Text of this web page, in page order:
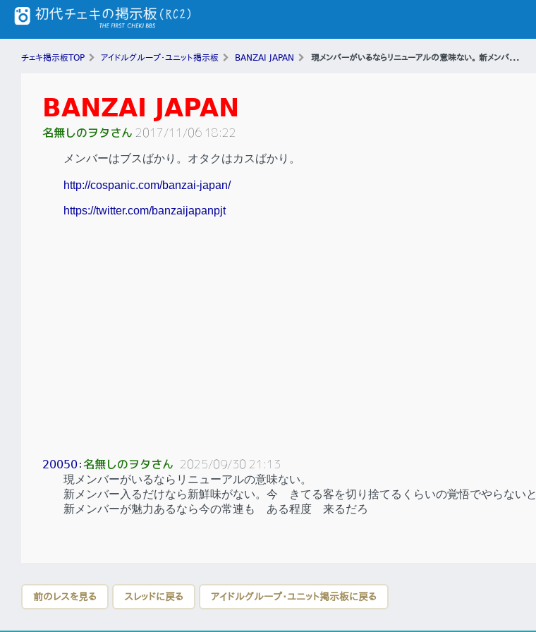
チェキ掲示板TOP アイドルグループ・ユニット掲示板 BANZAI JAPAN 現メンバーがいるならリニューアルの意味ない。 新メンバ...
BANZAI JAPAN
名無しのヲタさん 2017/11/06 18:22
メンバーはブスばかり。オタクはカスばかり。
http://cospanic.com/banzai-japan/
https://twitter.com/banzaijapanpjt
20050：名無しのヲタさん 2025/09/30 21:13
現メンバーがいるならリニューアルの意味ない。
新メンバー入るだけなら新鮮味がない。今 きてる客を切り捨てるくらいの覚悟でやらないと
新メンバーが魅力あるなら今の常連も ある程度 来るだろ
前のレスを見る スレッドに戻る アイドルグループ・ユニット掲示板に戻る